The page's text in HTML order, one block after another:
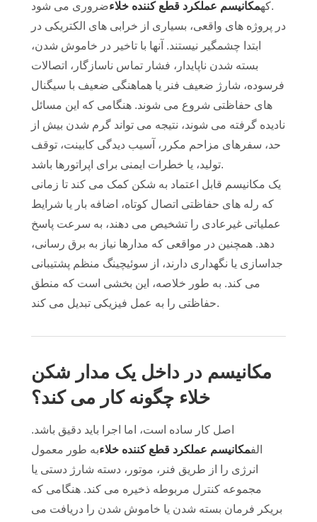
کهمکانیسم عملکرد قطع کننده خلاء
ضروری می شود.
در پروژه های واقعی، بسیاری از خرابی های الکتریکی در
ابتدا چشمگیر نیستند. آنها با تاخیر در خاموش شدن،
بسته شدن ناپایدار، فشار تماس ناسازگار، اتصالات
فرسوده، شارژ ضعیف فنر یا هماهنگی ضعیف با سیگنال
های حفاظتی شروع می شوند. هنگامی که این مسائل
نادیده گرفته می شوند، نتیجه می تواند گرم شدن بیش از
حد، سفرهای مزاحم مکرر، آسیب دیدگی کابینت، توقف
تولید، یا خطرات ایمنی برای اپراتورها باشد.
یک مکانیسم قابل اعتماد به شکن کمک می کند تا زمانی
که رله های حفاظتی اتصال کوتاه، اضافه بار یا شرایط
عملیاتی غیرعادی را تشخیص می دهند، به سرعت پاسخ
دهد. همچنین در مواقعی که مدارها نیاز به برق رسانی،
جداسازی یا نگهداری دارند، از سوئیچینگ منظم پشتیبانی
می کند. به طور خلاصه، این بخشی است که منطق
حفاظتی را به عمل فیزیکی تبدیل می کند.
مکانیسم در داخل یک مدار شکن
خلاء چگونه کار می کند؟
اصل کار ساده است، اما اجرا باید دقیق باشد.
الفمکانیسم عملکرد قطع کننده خلاءبه طور معمول
انرژی را از طریق فنر، موتور، دسته شارژ دستی یا
مجموعه کنترل مربوطه ذخیره می کند. هنگامی که
بریکر فرمان بسته شدن یا خاموش شدن را دریافت می